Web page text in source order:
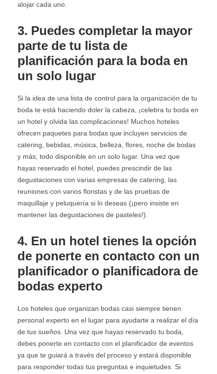
alojar cada uno.
3. Puedes completar la mayor
parte de tu lista de
planificación para la boda en
un solo lugar
Si la idea de una lista de control para la organización de tu
boda te está haciendo doler la cabeza, ¡celebra tu boda en
un hotel y olvida las complicaciones! Muchos hoteles
ofrecen paquetes para bodas que incluyen servicios de
catering, bebidas, música, belleza, flores, noche de bodas
y más, todo disponible en un solo lugar. Una vez que
hayas reservado el hotel, puedes prescindir de las
degustaciones con varias empresas de catering, las
reuniones con varios floristas y de las pruebas de
maquillaje y peluquería si lo deseas (¡pero insiste en
mantener las degustaciones de pasteles!).
4. En un hotel tienes la opción
de ponerte en contacto con un
planificador o planificadora de
bodas experto
Los hoteles que organizan bodas casi siempre tienen
personal experto en el lugar para ayudarte a realizar el día
de tus sueños. Una vez que hayas reservado tu boda,
debes ponerte en contacto con el planificador de eventos
ya que te guiará a través del proceso y estará disponible
para responder todas tus preguntas e inquietudes. Si